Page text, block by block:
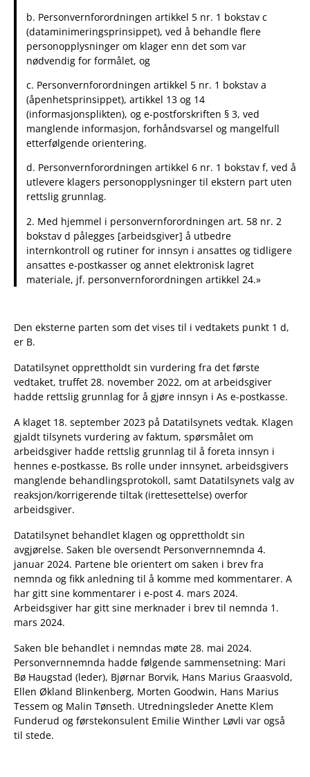
b. Personvernforordningen artikkel 5 nr. 1 bokstav c
(dataminimeringsprinsippet), ved å behandle flere
personopplysninger om klager enn det som var
nødvendig for formålet, og
c. Personvernforordningen artikkel 5 nr. 1 bokstav a
(åpenhetsprinsippet), artikkel 13 og 14
(informasjonsplikten), og e-postforskriften § 3, ved
manglende informasjon, forhåndsvarsel og mangelfull
etterfølgende orientering.
d. Personvernforordningen artikkel 6 nr. 1 bokstav f, ved å
utlevere klagers personopplysninger til ekstern part uten
rettslig grunnlag.
2. Med hjemmel i personvernforordningen art. 58 nr. 2
bokstav d pålegges [arbeidsgiver] å utbedre
internkontroll og rutiner for innsyn i ansattes og tidligere
ansattes e-postkasser og annet elektronisk lagret
materiale, jf. personvernforordningen artikkel 24.»
Den eksterne parten som det vises til i vedtakets punkt 1 d,
er B.
Datatilsynet opprettholdt sin vurdering fra det første
vedtaket, truffet 28. november 2022, om at arbeidsgiver
hadde rettslig grunnlag for å gjøre innsyn i As e-postkasse.
A klaget 18. september 2023 på Datatilsynets vedtak. Klagen
gjaldt tilsynets vurdering av faktum, spørsmålet om
arbeidsgiver hadde rettslig grunnlag til å foreta innsyn i
hennes e-postkasse, Bs rolle under innsynet, arbeidsgivers
manglende behandlingsprotokoll, samt Datatilsynets valg av
reaksjon/korrigerende tiltak (irettesettelse) overfor
arbeidsgiver.
Datatilsynet behandlet klagen og opprettholdt sin
avgjørelse. Saken ble oversendt Personvernnemnda 4.
januar 2024. Partene ble orientert om saken i brev fra
nemnda og fikk anledning til å komme med kommentarer. A
har gitt sine kommentarer i e-post 4. mars 2024.
Arbeidsgiver har gitt sine merknader i brev til nemnda 1.
mars 2024.
Saken ble behandlet i nemndas møte 28. mai 2024.
Personvernnemnda hadde følgende sammensetning: Mari
Bø Haugstad (leder), Bjørnar Borvik, Hans Marius Graasvold,
Ellen Økland Blinkenberg, Morten Goodwin, Hans Marius
Tessem og Malin Tønseth. Utredningsleder Anette Klem
Funderud og førstekonsulent Emilie Winther Løvli var også
til stede.